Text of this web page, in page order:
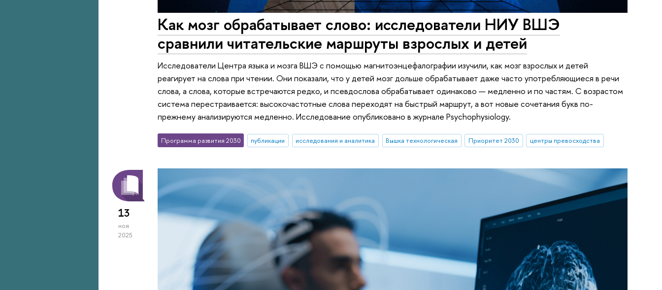
Как мозг обрабатывает слово: исследователи НИУ ВШЭ
сравнили читательские маршруты взрослых и детей
Исследователи Центра языка и мозга ВШЭ с помощью магнитоэнцефалографии изучили, как мозг взрослых и детей
реагирует на слова при чтении. Они показали, что у детей мозг дольше обрабатывает даже часто употребляющиеся в речи
слова, а слова, которые встречаются редко, и псевдослова обрабатывает одинаково — медленно и по частям. С возрастом
система перестраивается: высокочастотные слова переходят на быстрый маршрут, а вот новые сочетания букв по-
прежнему анализируются медленно. Исследование опубликовано в журнале Psychophysiology.
Программа развития 2030 публикации исследования и аналитика Вышка технологическая Приоритет 2030 центры превосходства
13
ноя
2025